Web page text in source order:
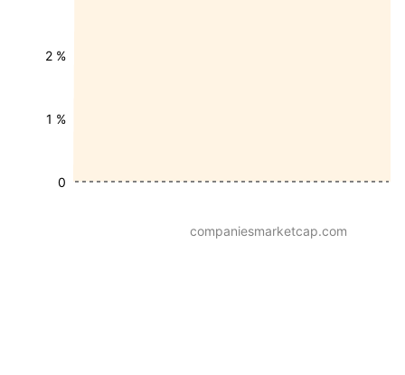
1 %
2 %
0
companiesmarketcap.com